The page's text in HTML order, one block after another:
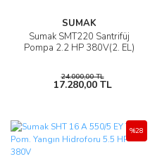
SUMAK
Sumak SMT220 Santrifüj
Pompa 2.2 HP 380V(2. EL)
24.000,00 TL
17.280,00 TL
%28